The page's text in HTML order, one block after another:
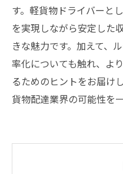
す。軽貨物ドライバーと
を実現しながら安定した
きな魅力です。加えて、
率化についても触れ、よ
るためのヒントをお届け
貨物配達業界の可能性を